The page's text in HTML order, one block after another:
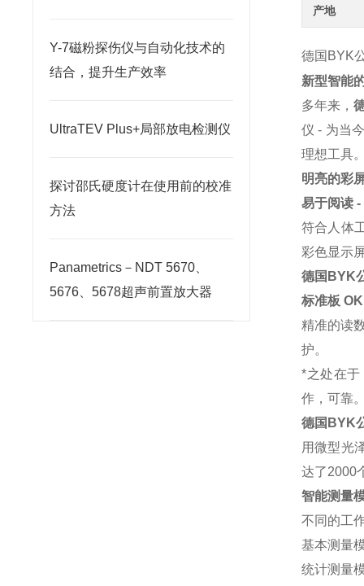
Y-7磁粉探伤仪与自动化技术的
结合，提升生产效率
UltraTEV Plus+局部放电检测仪
探讨邵氏硬度计在使用前的校准
方法
Panametrics－NDT 5670、
5676、5678超声前置放大器
产地
德国BYK
新型智能
多年来，
仪 - 为当
理想工具
明亮的彩
易于阅读
符合人体
彩色显示
德国BYK
标准板
精准的读
护。
*之处在
作，可靠
德国BYK
用微型光
达了2000
智能测量
不同的工
基本测量
统计测量